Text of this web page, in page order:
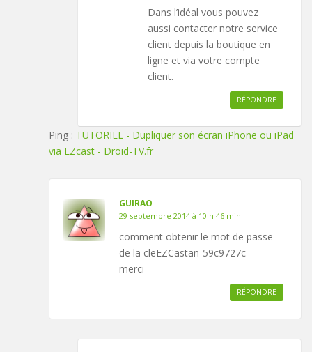
Dans l’idéal vous pouvez
aussi contacter notre service
client depuis la boutique en
ligne et via votre compte
client.
RÉPONDRE
Ping : TUTORIEL - Dupliquer son écran iPhone ou iPad
via EZcast - Droid-TV.fr
GUIRAO
29 septembre 2014 à 10 h 46 min
comment obtenir le mot de passe
de la cleEZCastan-59c9727c
merci
RÉPONDRE